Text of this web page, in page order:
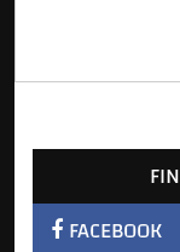
FACEBOOK